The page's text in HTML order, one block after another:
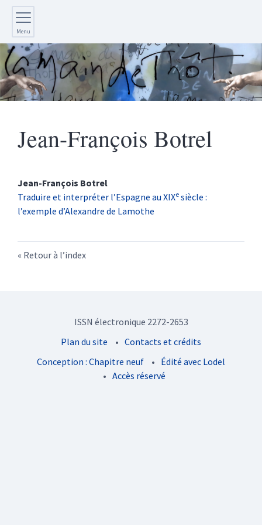
Menu
Jean-François Botrel
Jean-François Botrel
Traduire et interpréter l’Espagne au XIXe siècle :
l’exemple d’Alexandre de Lamothe
Retour à l’index
ISSN électronique 2272-2653
Plan du site
Contacts et crédits
Conception : Chapitre neuf
Édité avec Lodel
Accès réservé